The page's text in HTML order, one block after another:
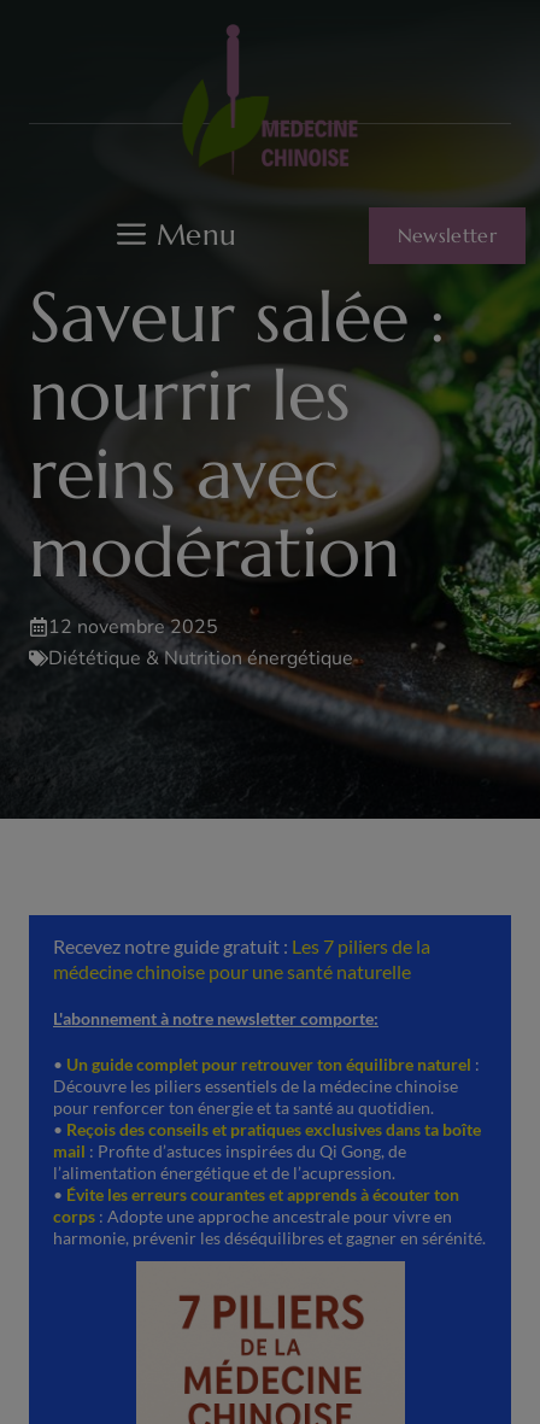
Menu Newsletter
Saveur salée :
nourrir les
reins avec
modération
12 novembre 2025
Diététique & Nutrition énergétique